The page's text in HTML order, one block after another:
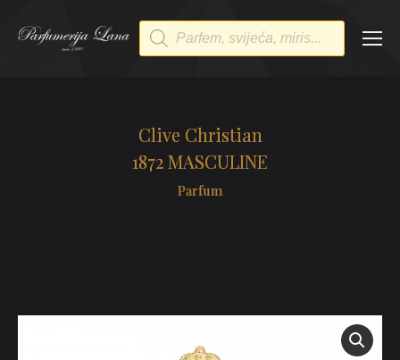
Products
search
Clive Christian
1872 MASCULINE
Parfum